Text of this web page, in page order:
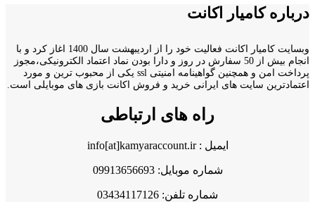
درباره کامیار اکانت
وبسایت کامیار اکانت فعالیت خود را از اردیبهشت سال 1400 اغاز کرد و با
انجام بیش از 50 سفارش در روز و دارا بودن نماد اعتماد الکترونیکی،مجوز
پرداخت امن و همچنین گواهینامه امنیتی ssl یکی از محبوب ترین و مورد
اعتمادترین سایت های ایرانی خرید و فروش اکانت بازی های موبایلی است.
راه های ارتباطی
ایمیل : info[at]kamyaraccount.ir
شماره موبایل: 09913656693
شماره تلفن: 03434117126